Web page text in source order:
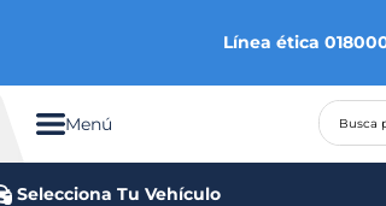
Línea ética
Menú
Busca
Selecciona Tu Vehículo
BUSCADOS